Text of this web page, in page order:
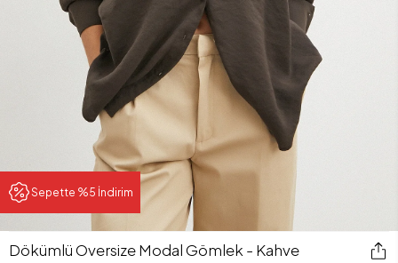
Sepette %5 İndirim
Dökümlü Oversize Modal Gömlek - Kahve